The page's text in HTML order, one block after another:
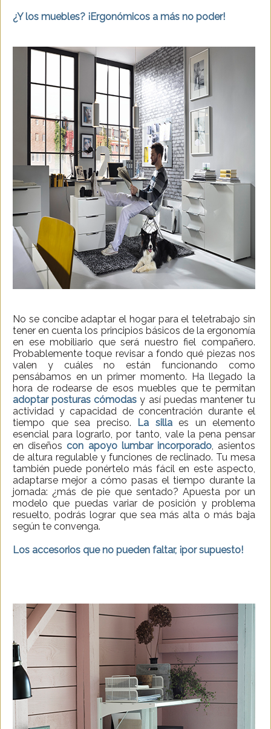
¿Y los muebles? ¡Ergonómicos a más no poder!
No se concibe adaptar el hogar para el teletrabajo sin
tener en cuenta los principios básicos de la ergonomía
en ese mobiliario que será nuestro fiel compañero.
Probablemente toque revisar a fondo qué piezas nos
valen y cuáles no están funcionando como
pensábamos en un primer momento. Ha llegado la
hora de rodearse de esos muebles que te permitan
adoptar posturas cómodas y así puedas mantener tu
actividad y capacidad de concentración durante el
tiempo que sea preciso. La sillaes un elemento
esencial para lograrlo, por tanto, vale la pena pensar
en diseños con apoyo lumbar incorporado, asientos
de altura regulable y funciones de reclinado. Tu mesa
también puede ponértelo más fácil en este aspecto,
adaptarse mejor a cómo pasas el tiempo durante la
jornada: ¿más de pie que sentado? Apuesta por un
modelo que puedas variar de posición y problema
resuelto, podrás lograr que sea más alta o más baja
según te convenga.
Los accesorios que no pueden faltar, ¡por supuesto!